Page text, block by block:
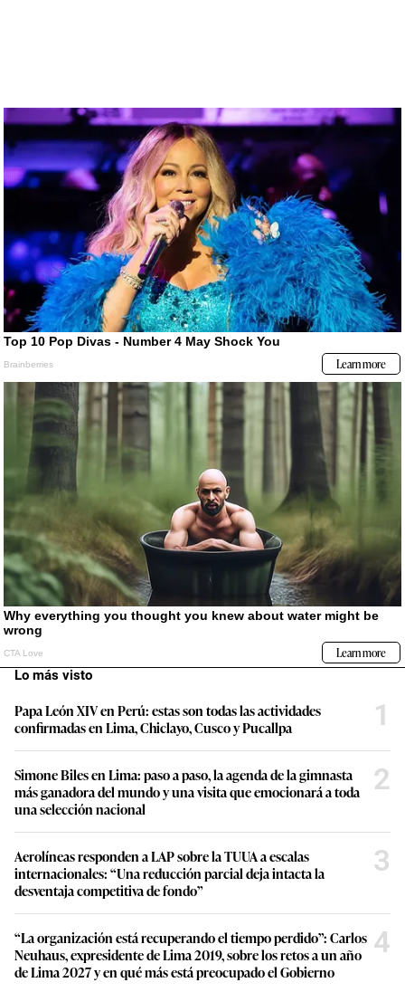
Lo más visto
Papa León XIV en Perú: estas son todas las actividades
confirmadas en Lima, Chiclayo, Cusco y Pucallpa
1
Simone Biles en Lima: paso a paso, la agenda de la gimnasta
más ganadora del mundo y una visita que emocionará a toda
una selección nacional
2
Aerolíneas responden a LAP sobre la TUUA a escalas
internacionales: “Una reducción parcial deja intacta la
desventaja competitiva de fondo”
3
“La organización está recuperando el tiempo perdido”: Carlos
Neuhaus, expresidente de Lima 2019, sobre los retos a un año
de Lima 2027 y en qué más está preocupado el Gobierno
4